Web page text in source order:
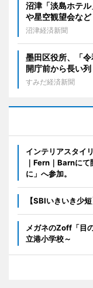
沼津「淡島ホテ
や星空観望会など
沼津経済新聞
墨田区役所、「
開庁前から長い列
すみだ経済新聞
インテリアスタイ
｜Fern｜Barnに
に」へ参加。
【SBIいきいき少
メガネのZoff「目
立港小学校～